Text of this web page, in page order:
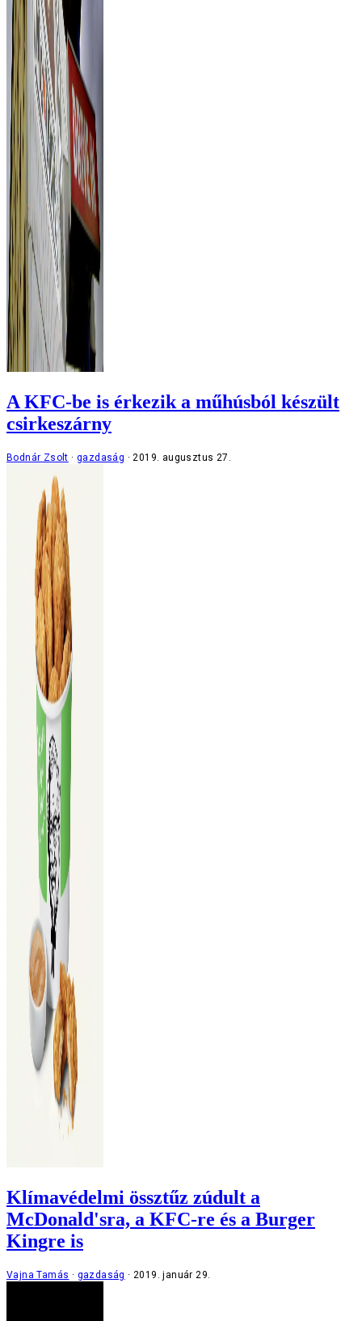
A KFC-be is érkezik a műhúsból készült
csirkeszárny
Bodnár Zsolt gazdaság 2019. augusztus 27.
Klímavédelmi össztűz zúdult a
McDonald'sra, a KFC-re és a Burger
Kingre is
Vajna Tamás gazdaság 2019. január 29.